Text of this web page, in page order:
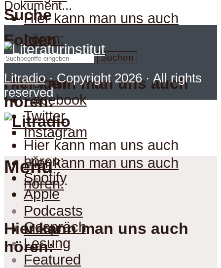
Suche
Suchen
Hier kann man uns auch
hören:
Hier kann man uns auch
hören:
Hier kann man uns auch
hören:
Spotify
Apple
Menu
Folgen
Folgen
Facebook
Twitter
Instagram
Hier kann man uns auch
hören:
Hier kann man uns auch
hören:
Dokument...
Litradio· Copyright 2026 · All rights
reserved
Menu
Podcasts
Gespräch
Lesung
Featured